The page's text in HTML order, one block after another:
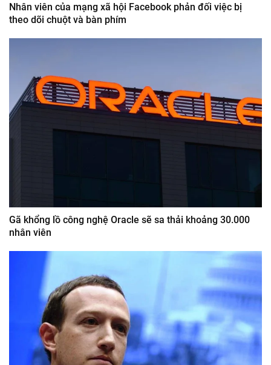
Nhân viên của mạng xã hội Facebook phản đối việc bị
theo dõi chuột và bàn phím
Gã khổng lồ công nghệ Oracle sẽ sa thải khoảng 30.000
nhân viên